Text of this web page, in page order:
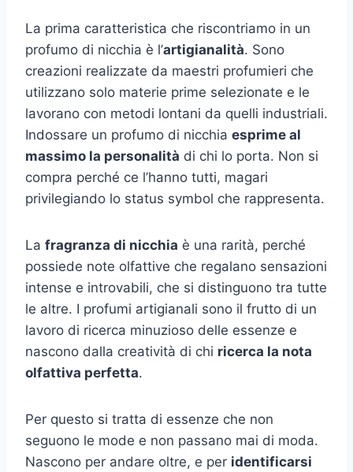
La prima caratteristica che riscontriamo in un
profumo di nicchia è l’artigianalità. Sono
creazioni realizzate da maestri profumieri che
utilizzano solo materie prime selezionate e le
lavorano con metodi lontani da quelli industriali.
Indossare un profumo di nicchia esprime al
massimo la personalità di chi lo porta. Non si
compra perché ce l’hanno tutti, magari
privilegiando lo status symbol che rappresenta.
La fragranza di nicchia è una rarità, perché
possiede note olfattive che regalano sensazioni
intense e introvabili, che si distinguono tra tutte
le altre. I profumi artigianali sono il frutto di un
lavoro di ricerca minuzioso delle essenze e
nascono dalla creatività di chi ricerca la nota
olfattiva perfetta.
Per questo si tratta di essenze che non
seguono le mode e non passano mai di moda.
Nascono per andare oltre, e per identificarsi